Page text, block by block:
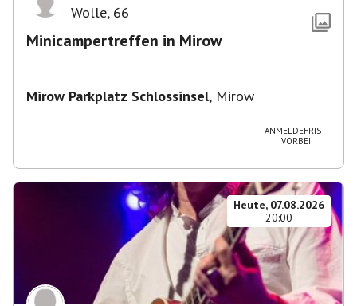
Wolle, 66
Minicampertreffen in Mirow
Mirow Parkplatz Schlossinsel, Mirow
ANMELDEFRIST
VORBEI
Heute, 07.08.2026
20:00